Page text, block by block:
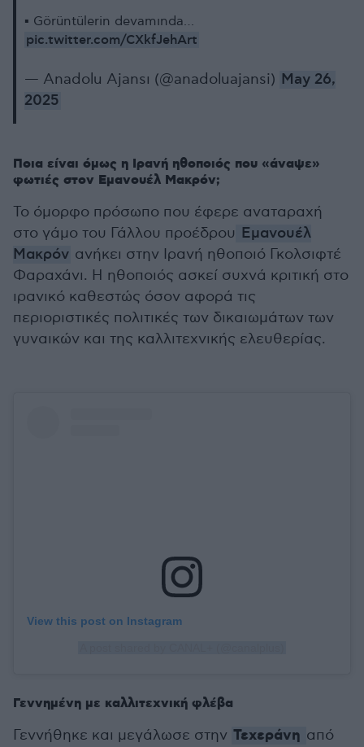
▪️ Görüntülerin devamında…
pic.twitter.com/CXkfJehArt
— Anadolu Ajansı (@anadoluajansi) May 26,
2025
Ποια είναι όμως η Ιρανή ηθοποιός που «άναψε»
φωτιές στον Εμανουέλ Μακρόν;
Το όμορφο πρόσωπο που έφερε αναταραχή
στο γάμο του Γάλλου προέδρου Εμανουέλ
Μακρόν ανήκει στην Ιρανή ηθοποιό Γκολσιφτέ
Φαραχάνι. Η ηθοποιός ασκεί συχνά κριτική στο
ιρανικό καθεστώς όσον αφορά τις
περιοριστικές πολιτικές των δικαιωμάτων των
γυναικών και της καλλιτεχνικής ελευθερίας.
View this post on Instagram
Γεννημένη με καλλιτεχνική φλέβα
Γεννήθηκε και μεγάλωσε στην Τεχεράνη από